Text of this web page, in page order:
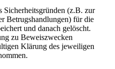
(z.B. zur
Betrugshandlungen) für die
und danach gelöscht.
zu Beweiszwecken
Klärung des jeweiligen